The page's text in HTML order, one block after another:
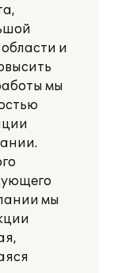
и
мы
мы